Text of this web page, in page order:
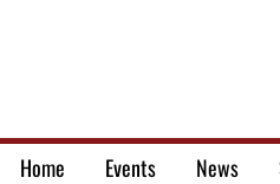
Home Events News